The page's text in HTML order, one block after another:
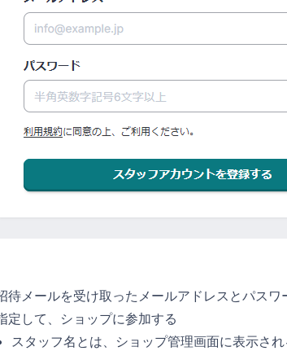
待メールを受け取ったメールアドレスとパス
定して、ショップに参加する
スタッフ名とは、ショップ管理画面に表示さ